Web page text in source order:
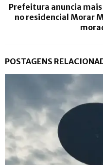
Prefeitura anuncia
no residencial Morar
POSTAGENS